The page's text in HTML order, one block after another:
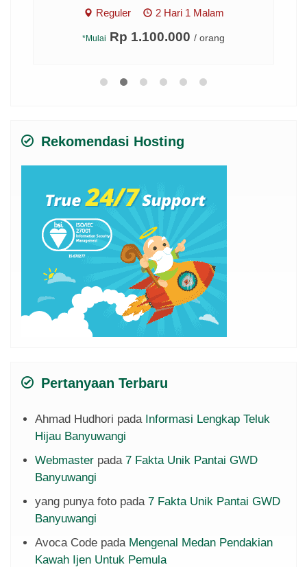
Reguler 2 Hari 1 Malam
*Mulai Rp 1.100.000 / orang
Rekomendasi Hosting
Pertanyaan Terbaru
Ahmad Hudhori pada Informasi Lengkap Teluk
Hijau Banyuwangi
Webmaster pada 7 Fakta Unik Pantai GWD
Banyuwangi
yang punya foto pada 7 Fakta Unik Pantai GWD
Banyuwangi
Avoca Code pada Mengenal Medan Pendakian
Kawah Ijen Untuk Pemula